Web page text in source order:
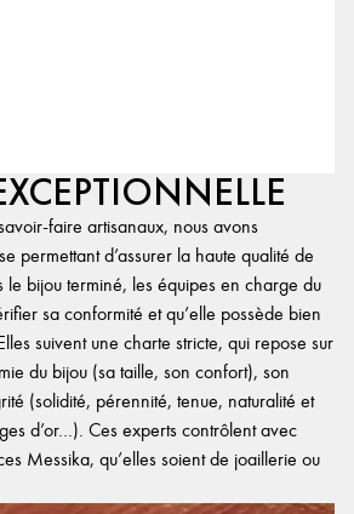
faire artisanaux, nous avons
permettant d’assurer la haute qualité de
bijou terminé, les équipes en charge du
sa conformité et qu’elle possède bien
suivent une charte stricte, qui repose sur
du bijou (sa taille, son confort), son
(solidité, pérennité, tenue, naturalité et
d’or…). Ces experts contrôlent avec
Messika, qu’elles soient de joaillerie ou